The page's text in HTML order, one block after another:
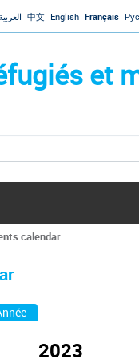
Jump to navigation
中文 English Français
et
calendar
2023